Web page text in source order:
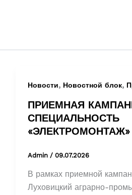
Новости, Новостной блок,
ПРИЕМНАЯ
СПЕЦИАЛЬНОСТЬ
«ЭЛЕКТРОМОНТАЖ»
Admin / 09.07.2026
В рамках приемной
Луховицкий аграрно-